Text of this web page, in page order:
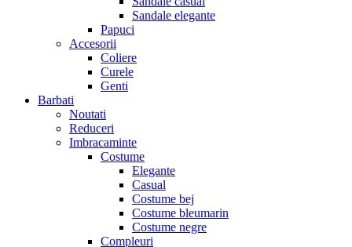
Sandale elegante
Papuci
Accesorii
Coliere
Curele
Genti
Barbati
Noutati
Reduceri
Imbracaminte
Costume
Elegante
Casual
Costume bej
Costume bleumarin
Costume negre
Compleuri